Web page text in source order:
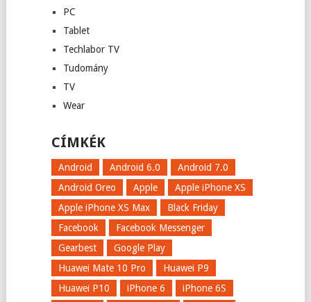
PC
Tablet
Techlabor TV
Tudomány
TV
Wear
CÍMKÉK
Android Android 6.0
Android 7.0
Android Oreo
Apple
Apple iPhone XS
Apple iPhone XS Max
Black Friday
Facebook
Facebook Messenger
Gearbest
Google Play
Huawei Mate 10 Pro
Huawei P9
Huawei P10
iPhone 6
iPhone 6S